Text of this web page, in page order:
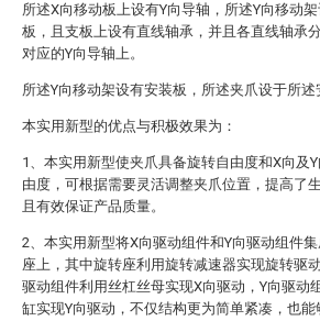
所述X向移动板上设有Y向导轴，所述Y向移动
板，且支板上设有直线轴承，并且各直线轴承
对应的Y向导轴上。
所述Y向移动架设有安装板，所述夹爪设于所述
本实用新型的优点与积极效果为：
1、本实用新型使夹爪具备旋转自由度和X向及
由度，可根据需要灵活调整夹爪位置，提高了
且有效保证产品质量。
2、本实用新型将X向驱动组件和Y向驱动组件
座上，其中旋转座利用旋转减速器实现旋转驱
驱动组件利用丝杠丝母实现X向驱动，Y向驱动
缸实现Y向驱动，不仅结构更为简单紧凑，也能